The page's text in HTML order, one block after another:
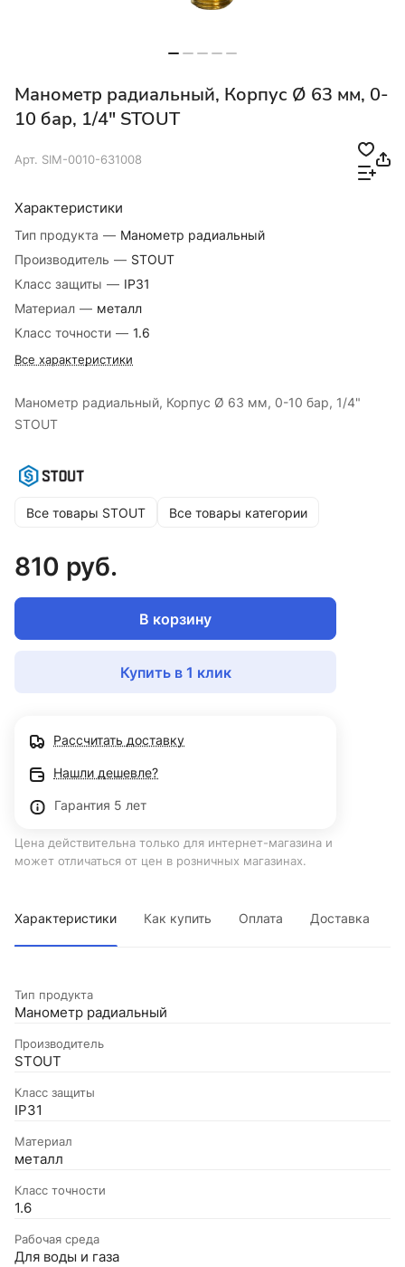
Манометр радиальный, Корпус Ø 63 мм, 0-
10 бар, 1/4" STOUT
Арт. SIM-0010-631008
Характеристики
Тип продукта — Манометр радиальный
Производитель — STOUT
Класс защиты — IP31
Материал — металл
Класс точности — 1.6
Все характеристики
Манометр радиальный, Корпус Ø 63 мм, 0-10 бар, 1/4"
STOUT
Все товары STOUT Все товары категории
810 руб.
В корзину
Купить в 1 клик
Рассчитать доставку
Нашли дешевле?
Гарантия 5 лет
Цена действительна только для интернет-магазина и
может отличаться от цен в розничных магазинах.
Характеристики Как купить Оплата Доставка
Тип продукта
Манометр радиальный
Производитель
STOUT
Класс защиты
IP31
Материал
металл
Класс точности
1.6
Рабочая среда
Для воды и газа